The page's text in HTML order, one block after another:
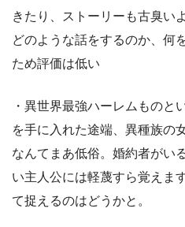
きたり、ストーリーも古臭い
どのような話をするのか、何
ため評価は低い
・異世界最強ハーレムものと
を手に入れた途端、異種族の
なんてまあ低俗。婚約者がい
い主人公には軽蔑すら覚えま
て捉えるのはどうかと。